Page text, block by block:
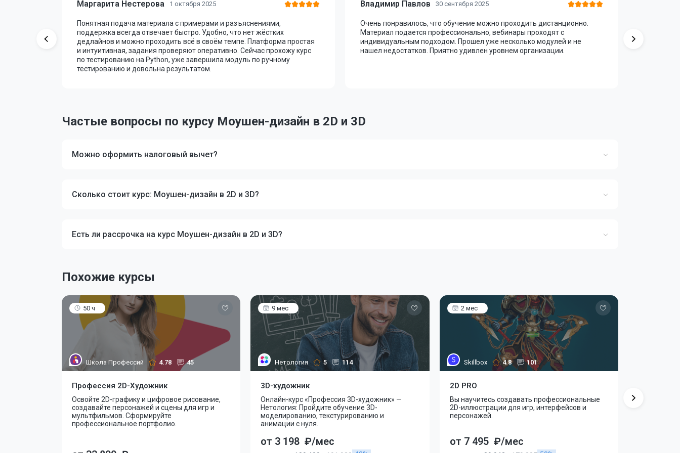
Маргарита Нестерова 1 октября 2025
Понятная подача материала с примерами и разъяснениями,
поддержка всегда отвечает быстро. Удобно, что нет жёстких
дедлайнов и можно проходить всё в своём темпе. Платформа простая
и интуитивная, задания проверяют оперативно. Сейчас прохожу курс
по тестированию на Python, уже завершила модуль по ручному
тестированию и довольна результатом.
Владимир Павлов 30 сентября 2025
Очень понравилось, что обучение можно проходить дистанционно.
Материал подается профессионально, вебинары проходят с
индивидуальным подходом. Прошел уже несколько модулей и не
нашел недостатков. Приятно удивлен уровнем организации.
Частые вопросы по курсу Моушен-дизайн в 2D и 3D
Можно оформить налоговый вычет?
Сколько стоит курс: Моушен-дизайн в 2D и 3D?
Есть ли рассрочка на курс Моушен-дизайн в 2D и 3D?
Похожие курсы
50 ч
Школа Профессий 4.78 45
Профессия 2D-Художник
Освойте 2D-графику и цифровое рисование,
создавайте персонажей и сцены для игр и
мультфильмов. Сформируйте
профессиональное портфолио.
9 мес
Нетология 5 114
3D-художник
Онлайн-курс «Профессия 3D-художник» —
Нетология: Пройдите обучение 3D-
моделированию, текстурированию и
анимации с нуля.
от 3 198 ₽/мес
2 мес
Skillbox 4.8 101
2D PRO
Вы научитесь создавать профессиональные
2D-иллюстрации для игр, интерфейсов и
персонажей.
от 7 495 ₽/мес